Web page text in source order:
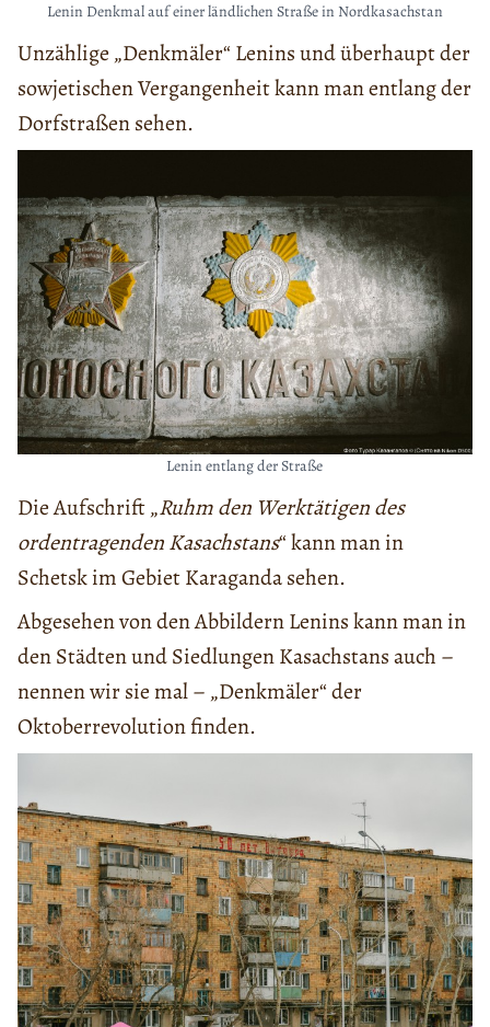
Lenin Denkmal auf einer ländlichen Straße in Nordkasachstan
Unzählige „Denkmäler“ Lenins und überhaupt der
sowjetischen Vergangenheit kann man entlang der
Dorfstraßen sehen.
Lenin entlang der Straße
Die Aufschrift „Ruhm den Werktätigen des
ordentragenden Kasachstans“ kann man in
Schetsk im Gebiet Karaganda sehen.
Abgesehen von den Abbildern Lenins kann man in
den Städten und Siedlungen Kasachstans auch –
nennen wir sie mal – „Denkmäler“ der
Oktoberrevolution finden.